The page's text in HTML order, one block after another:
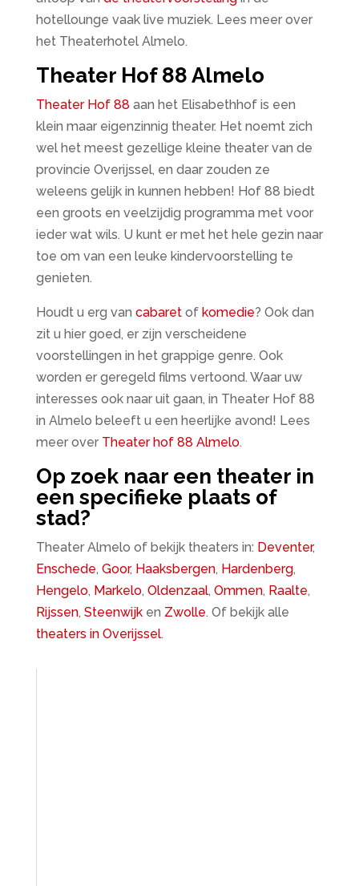
hotellounge vaak live muziek. Lees meer over
het Theaterhotel Almelo.
Theater Hof 88 Almelo
Theater Hof 88 aan het Elisabethhof is een
klein maar eigenzinnig theater. Het noemt zich
wel het meest gezellige kleine theater van de
provincie Overijssel, en daar zouden ze
weleens gelijk in kunnen hebben! Hof 88 biedt
een groots en veelzijdig programma met voor
ieder wat wils. U kunt er met het hele gezin naar
toe om van een leuke kindervoorstelling te
genieten.
Houdt u erg van cabaret of komedie? Ook dan
zit u hier goed, er zijn verscheidene
voorstellingen in het grappige genre. Ook
worden er geregeld films vertoond. Waar uw
interesses ook naar uit gaan, in Theater Hof 88
in Almelo beleeft u een heerlijke avond! Lees
meer over Theater hof 88 Almelo.
Op zoek naar een theater in
een specifieke plaats of
stad?
Theater Almelo of bekijk theaters in: Deventer,
Enschede, Goor, Haaksbergen, Hardenberg,
Hengelo, Markelo, Oldenzaal, Ommen, Raalte,
Rijssen, Steenwijken Zwolle. Of bekijk alle
theaters in Overijssel.